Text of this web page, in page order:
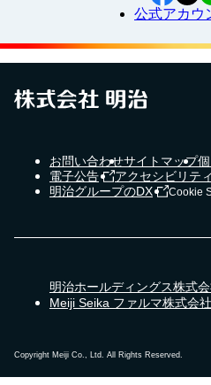
公式アカウ
お問い合わせサイトマップ
電子公告
アクセシビリテ
明治グループのDX
Cookie
明治ホールディングス株式
Meiji Seika ファルマ株式会社
Copyright Meiji Co., Ltd. All Rights Reserved.